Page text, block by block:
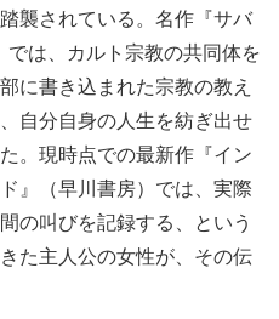
襲されている。名作『サバ
は、カルト宗教の共同体を
に書き込まれた宗教の教え
自分自身の人生を紡ぎ出せ
。現時点での最新作『イン
』（早川書房）では、実際
の叫びを記録する、という
た主人公の女性が、その伝